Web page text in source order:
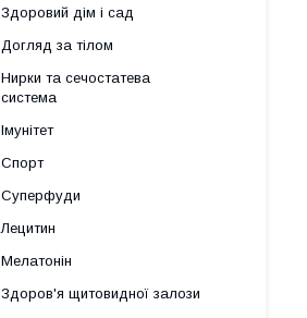
Здоровий дім і сад
Догляд за тілом
Нирки та сечостатева
система
Імунітет
Спорт
Суперфуди
Лецитин
Мелатонін
Здоров'я щитовидної залози